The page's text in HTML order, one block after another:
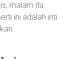
malam itu
ini adalah inti